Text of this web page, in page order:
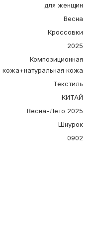
для женщин
Весна
Кроссовки
2025
Композиционная
кожа+натуральная кожа
Текстиль
КИТАЙ
Весна-Лето 2025
Шнурок
0902